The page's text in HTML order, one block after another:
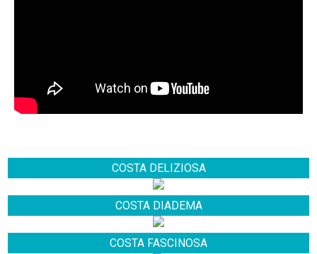
COSTA DELIZIOSA
COSTA DIADEMA
COSTA FASCINOSA